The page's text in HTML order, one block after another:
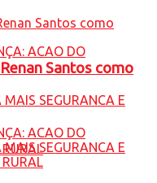
Santos como